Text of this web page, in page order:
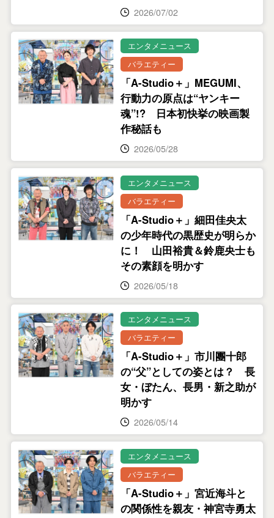
2026/07/02
エンタメニュース
バラエティー
「A-Studio＋」MEGUMI、
行動力の原点は“ヤンキー
魂”!? 日本初快挙の映画製
作秘話も
2026/05/28
エンタメニュース
バラエティー
「A-Studio＋」細田佳央太
の少年時代の黒歴史が明らか
に！ 山田裕貴＆鈴鹿央士も
その素顔を明かす
2026/05/18
エンタメニュース
バラエティー
「A-Studio＋」市川團十郎
の“父”としての姿とは？ 長
女・ぼたん、長男・新之助が
明かす
2026/05/14
エンタメニュース
バラエティー
「A-Studio＋」宮近海斗と
の関係性を親友・神宮寺勇太